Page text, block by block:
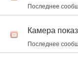
Последнее
Камера
Последнее